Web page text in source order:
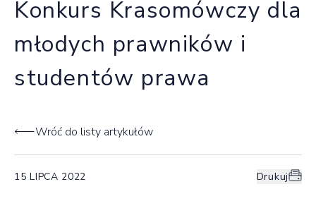
Konkurs Krasomówczy dla
młodych prawników i
studentów prawa
Wróć do listy artykułów
15 LIPCA 2022 Drukuj